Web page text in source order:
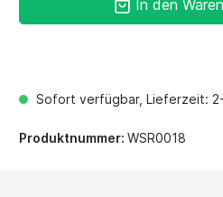
Sofort verfügbar, Lieferzeit:
In den
Produktnummer: WSR0018